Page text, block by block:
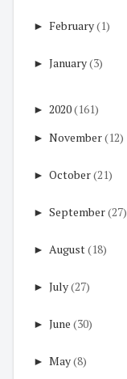
► February(1)
► January(3)
► 2020(161)
► November(12)
► October(21)
► September(27)
► August(18)
► July(27)
► June (30)
► May(8)